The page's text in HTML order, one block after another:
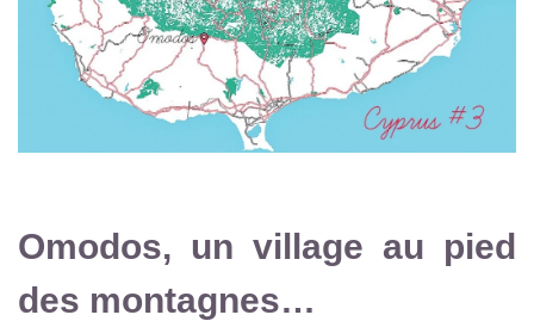
Omodos, un village au pied
des montagnes…